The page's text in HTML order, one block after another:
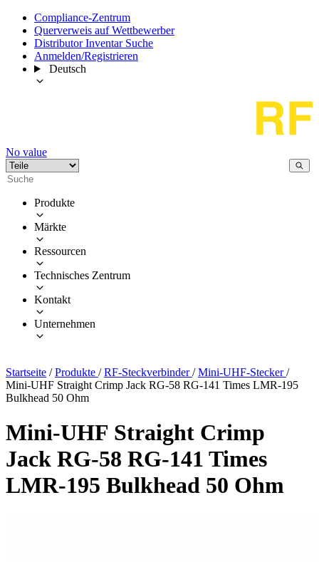
Compliance-Zentrum
Querverweis auf Wettbewerber
Distributor Inventar Suche
Anmelden/Registrieren
Deutsch
No value
Produkte
Märkte
Ressourcen
Technisches Zentrum
Kontakt
Unternehmen
Startseite / Produkte / RF-Steckverbinder/ Mini-UHF-Stecker/
Mini-UHF Straight Crimp Jack RG-58 RG-141 Times LMR-195
Bulkhead 50 Ohm
Mini-UHF Straight Crimp
Jack RG-58 RG-141 Times
LMR-195 Bulkhead 50 Ohm